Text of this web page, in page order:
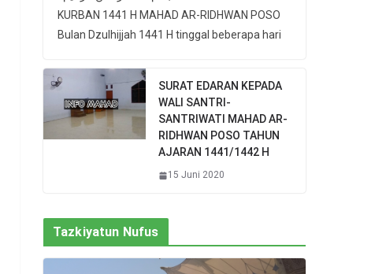
KURBAN 1441 H MAHAD AR-RIDHWAN POSO
Bulan Dzulhijjah 1441 H tinggal beberapa hari
SURAT EDARAN KEPADA
WALI SANTRI-
SANTRIWATI MAHAD AR-
RIDHWAN POSO TAHUN
AJARAN 1441/1442 H
15 Juni 2020
Tazkiyatun Nufus